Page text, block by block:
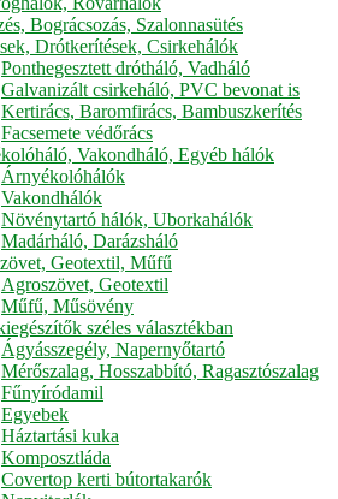
Bográcsozás, Szalonnasütés
Drótkerítések, Csirkehálók
Ponthegesztett drótháló, Vadháló
Galvanizált csirkeháló, PVC bevonat is
Kertirács, Baromfirács, Bambuszkerítés
Facsemete védőrács
Vakondháló, Egyéb hálók
Árnyékolóhálók
Vakondhálók
Növénytartó hálók, Uborkahálók
Madárháló, Darázsháló
Geotextil, Műfű
Agroszövet, Geotextil
Műfű, Műsövény
széles választékban
Ágyásszegély, Napernyőtartó
Mérőszalag, Hosszabbító, Ragasztószalag
Fűnyíródamil
Egyebek
Háztartási kuka
Komposztláda
Covertop kerti bútortakarók